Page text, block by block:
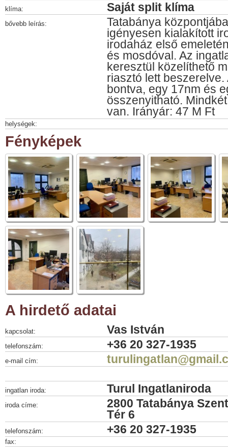
klíma: Saját split klíma
bővebb leírás:
Tatabánya
igényesen kialakított
irodaház első
és mosdóval. Az
keresztül közelíthető
riasztó lett
bontva, egy 17nm és
összenyitható.
van. Irányár: 47 M Ft
helységek:
Fényképek
A hirdető adatai
kapcsolat: Vas István
telefonszám: +36 20 327-1935
e-mail cím:
ingatlan iroda: Turul Ingatlaniroda
iroda címe:
2800 Tatabánya
Tér 6
telefonszám: +36 20 327-1935
fax: